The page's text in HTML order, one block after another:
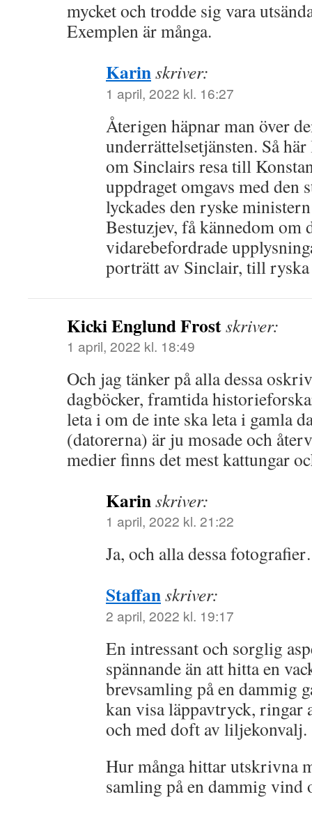
mycket och trodde sig vara
Exemplen är många.
Karinskriver:
1 april, 2022 kl. 16:27
Återigen häpnar man över
underrättelsetjänsten. Så
om Sinclairs resa till
uppdraget omgavs med den
lyckades den ryske
Bestuzjev, få kännedom om
vidarebefordrade
porträtt av Sinclair, till ryska
Kicki Englund Frostskriver:
1 april, 2022 kl. 18:49
Och jag tänker på alla dessa
dagböcker, framtida
leta i om de inte ska leta i gamla
(datorerna) är ju mosade och
medier finns det mest kattungar
Karinskriver:
1 april, 2022 kl. 21:22
Ja, och alla dessa
Staffanskriver:
2 april, 2022 kl. 19:17
En intressant och sorglig
spännande än att hitta en
brevsamling på en dammig
kan visa läppavtryck, ringar
och med doft av liljekonvalj.
Hur många hittar utskrivna
samling på en dammig vind